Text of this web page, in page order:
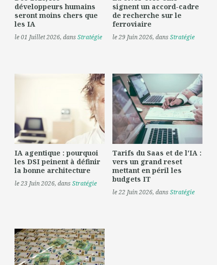
développeurs humains
seront moins chers que
les IA
le 01 Juillet 2026, dansStratégie
signent un accord-cadre
de recherche sur le
ferroviaire
le 29 Juin 2026, dansStratégie
IA agentique : pourquoi
les DSI peinent à définir
la bonne architecture
le 23 Juin 2026, dansStratégie
Tarifs du Saas et de l'IA :
vers un grand reset
mettant en péril les
budgets IT
le 22 Juin 2026, dansStratégie